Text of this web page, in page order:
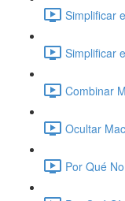
Simplificar
Simplificar
Combinar
Ocultar
Por Qué